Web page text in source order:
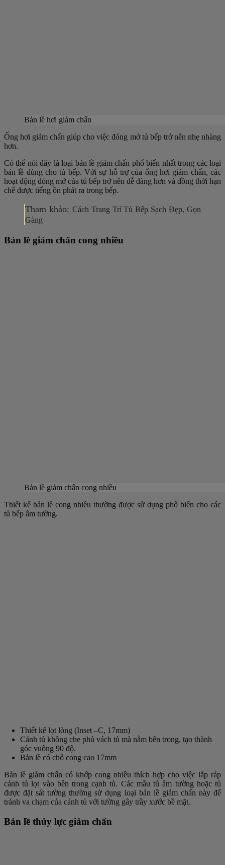
Bản lề hơi giảm chấn
Ống hơi giảm chấn giúp cho việc đóng mở tủ bếp trở nên nhẹ nhàng
hơn.
Có thể nói đây là loại bản lề giảm chấn phổ biến nhất trong các loại
bản lề dùng cho tủ bếp. Với sự hỗ trợ của ống hơi giảm chấn, các
hoạt động đóng mở của tủ bếp trở nên dễ dàng hơn và đồng thời hạn
chế được tiếng ồn phát ra trong bếp.
Tham khảo: Cách Trang Trí Tủ Bếp Sạch Đẹp, Gọn
Gàng
Bản lề giảm chấn cong nhiều
Bản lề giảm chấn cong nhiều
Thiết kế bản lề cong nhiều thường được sử dụng phổ biến cho các
tủ bếp âm tường.
Thiết kế lọt lòng (Inset –C, 17mm)
Cánh tủ không che phủ vách tủ mà nằm bên trong, tạo thành
góc vuông 90 độ.
Bản lề có chỗ cong cao 17mm
Bản lề giảm chấn có khớp cong nhiều thích hợp cho việc lắp ráp
cánh tủ lọt vào bên trong cạnh tủ. Các mẫu tủ âm tường hoặc tủ
được đặt sát tường thường sử dụng loại bản lề giảm chấn này để
tránh va chạm của cánh tủ với tường gây trầy xước bề mặt.
Bản lề thủy lực giảm chấn